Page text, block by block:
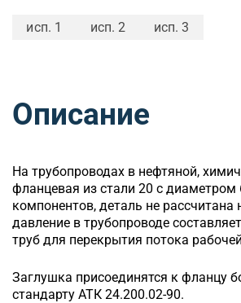
исп. 1 исп. 2 исп. 3
Описание
На трубопроводах в нефтяной,
фланцевая из стали 20 с
компонентов, деталь не
давление в трубопроводе
труб для перекрытия потока
Заглушка присоединятся к фланцу
стандарту АТК 24.200.02-90.